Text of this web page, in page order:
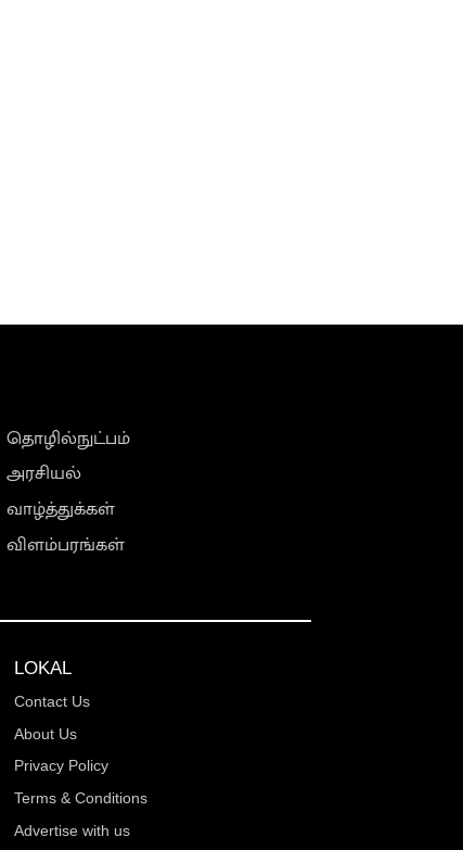
தொழில்நுட்பம்
அரசியல்
வாழ்த்துக்கள்
விளம்பரங்கள்
LOKAL
Contact Us
About Us
Privacy Policy
Terms & Conditions
Advertise with us